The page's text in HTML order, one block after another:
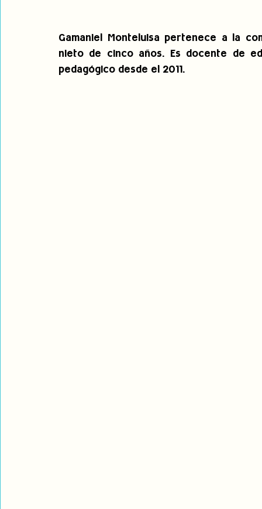
Gamaniel Monteluisa pertenece a la
nieto de cinco años. Es docente de
pedagógico desde el 2011.